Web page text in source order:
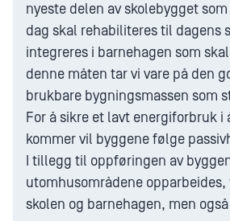
nyeste delen av skolebygget
dag skal rehabiliteres til dagens
integreres i barnehagen som
denne måten tar vi vare på den
brukbare bygningsmassen som
For å sikre et lavt energiforbruk i
kommer vil byggene følge
I tillegg til oppføringen av
utomhusområdene
skolen og barnehagen, men